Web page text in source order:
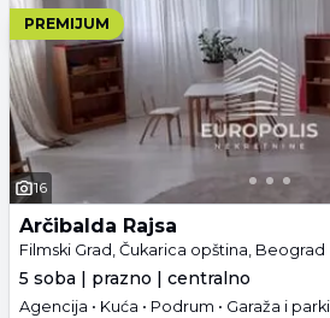
PREMIJUM
16
Arčibalda Rajsa
Filmski Grad, Čukarica opština, Beograd
5 soba | prazno | centralno